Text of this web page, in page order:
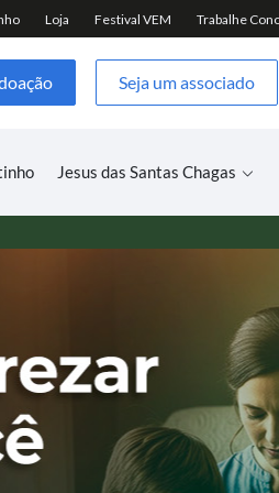
Seja um associado
Jesus das Santas Chagas